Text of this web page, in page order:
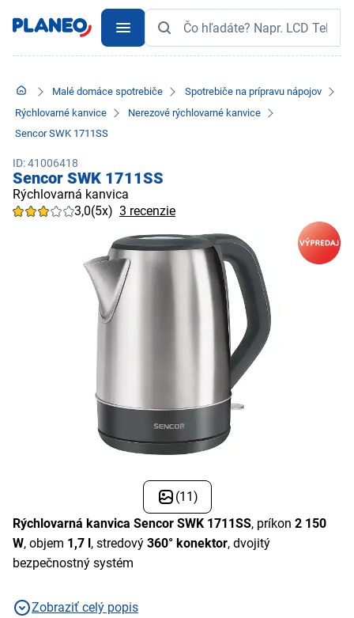
Malé domáce spotrebiče
Spotrebiče na prípravu nápojov
Rýchlovarné kanvice
Nerezové rýchlovarné kanvice
Sencor SWK 1711SS
ID: 41006418
Sencor SWK 1711SS
Rýchlovarná kanvica
3,0(5x) 3 recenzie
(11)
Rýchlovarná kanvica Sencor SWK 1711SS, príkon 2 150
W, objem 1,7 l, stredový 360° konektor, dvojitý
bezpečnostný systém
Zobraziť celý popis